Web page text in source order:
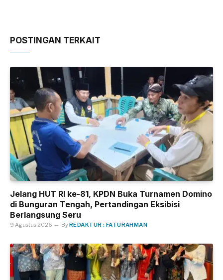
POSTINGAN TERKAIT
Jelang HUT RI ke-81, KPDN Buka Turnamen Domino
di Bunguran Tengah, Pertandingan Eksibisi
Berlangsung Seru
9 Agustus 2026 ByREDAKTUR : FATURAHMAN